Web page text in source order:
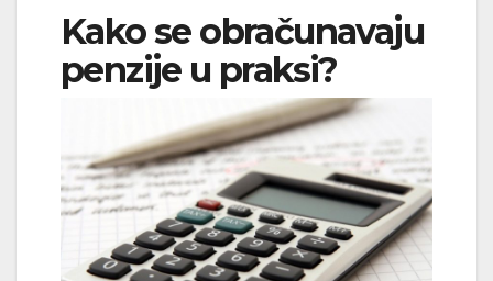
Kako se obračunavaju
penzije u praksi?